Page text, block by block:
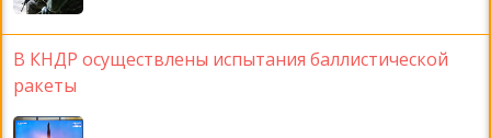
В КНДР осуществлены испытания баллистической
ракеты